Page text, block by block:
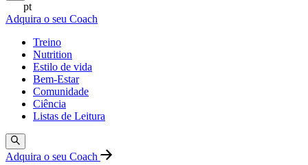
pt
Adquira o seu Coach
Treino
Nutrition
Estilo de vida
Bem-Estar
Comunidade
Ciência
Listas de Leitura
Adquira o seu Coach